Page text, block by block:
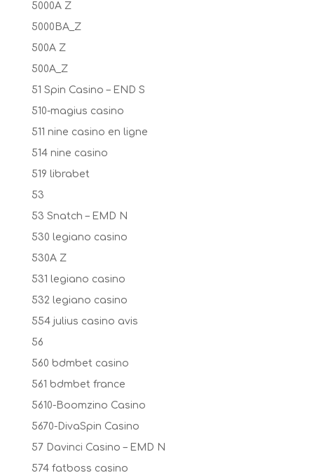
5000A Z
5000BA_Z
500A Z
500A_Z
51 Spin Casino – END S
510-magius casino
511 nine casino en ligne
514 nine casino
519 librabet
53
53 Snatch – EMD N
530 legiano casino
530A Z
531 legiano casino
532 legiano casino
554 julius casino avis
56
560 bdmbet casino
561 bdmbet france
5610-Boomzino Casino
5670-DivaSpin Casino
57 Davinci Casino – EMD N
574 fatboss casino